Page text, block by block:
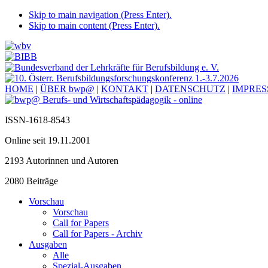
Skip to main navigation (Press Enter).
Skip to main content (Press Enter).
HOME | ÜBER bwp@ | KONTAKT | DATENSCHUTZ |
ISSN-1618-8543
Online seit 19.11.2001
2193 Autorinnen und Autoren
2080 Beiträge
Vorschau
Vorschau
Call for Papers
Call for Papers - Archiv
Ausgaben
Alle
Spezial-Ausgaben